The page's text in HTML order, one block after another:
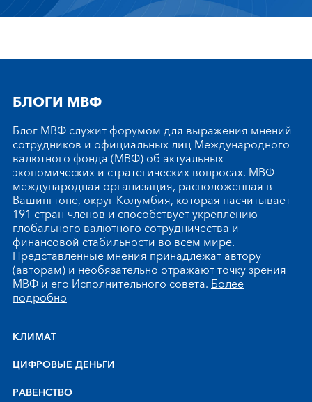
БЛОГИ МВФ
Блог МВФ служит форумом для выражения мнений
сотрудников и официальных лиц Международного
валютного фонда (МВФ) об актуальных
экономических и стратегических вопросах. МВФ —
международная организация, расположенная в
Вашингтоне, округ Колумбия, которая насчитывает
191 стран-членов и способствует укреплению
глобального валютного сотрудничества и
финансовой стабильности во всем мире.
Представленные мнения принадлежат автору
(авторам) и необязательно отражают точку зрения
МВФ и его Исполнительного совета.Более
подробно
КЛИМАТ
ЦИФРОВЫЕ ДЕНЬГИ
РАВЕНСТВО